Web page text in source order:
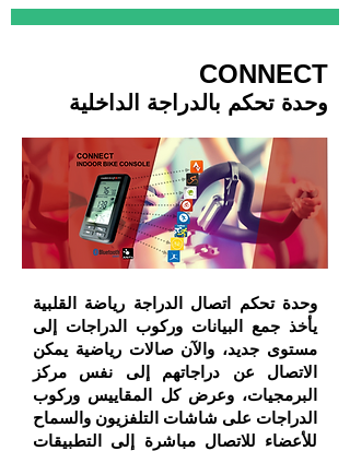
CONNECT
وحدة تحكم بالدراجة الداخلية
وحدة تحكم اتصال الدراجة رياضة القلبية
يأخذ جمع البيانات وركوب الدراجات إلى
مستوى جديد، والآن صالات رياضية يمكن
الاتصال عن دراجاتهم إلى نفس مركز
البرمجيات، وعرض كل المقاييس وركوب
الدراجات على شاشات التلفزيون والسماح
للأعضاء للاتصال مباشرة إلى التطبيقات